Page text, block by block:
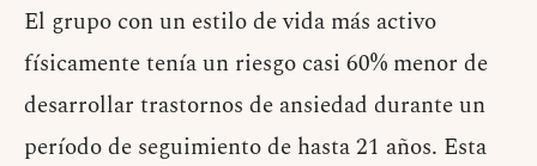
El grupo con un estilo de vida más activo
físicamente tenía un riesgo casi 60% menor de
desarrollar trastornos de ansiedad durante un
período de seguimiento de hasta 21 años. Esta